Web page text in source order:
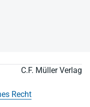
C.F. Müller Verlag
Recht